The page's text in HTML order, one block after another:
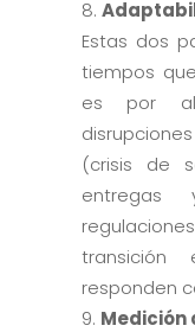
Estas dos
tiempos
es por
(crisis de
entregas
transición
responden
Medición